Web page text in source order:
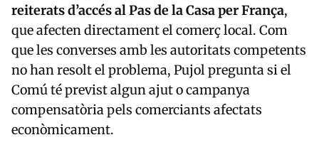
reiterats d’accés al Pas de la Casa per França,
que afecten directament el comerç local. Com
que les converses amb les autoritats competents
no han resolt el problema, Pujol pregunta si el
Comú té previst algun ajut o campanya
compensatòria pels comerciants afectats
econòmicament.